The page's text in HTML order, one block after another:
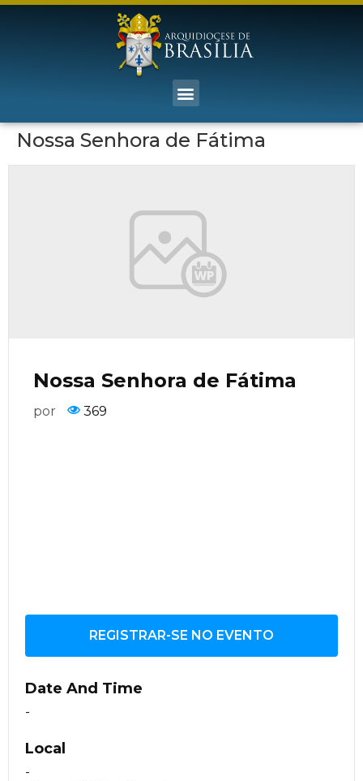
Nossa Senhora de Fátima
Nossa Senhora de Fátima
por 369
REGISTRAR-SE NO EVENTO
Date And Time
-
Local
-